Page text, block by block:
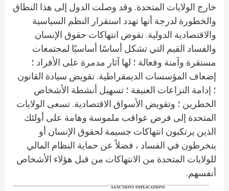
خارج الولايات المتحدة. وقد وصلت الدول إلى هذا النطاق
والخطورة لدرجة أنها تهدد استقرار النظم السياسية
والاقتصادية الدولية. تقوض انتهاكات حقوق الإنسان
والفساد القيم التي تشكل أساسًا أساسيًا لمجتمعات
مستقرة وآمنة وفعالة ؛ لها آثار مدمرة على الأفراد ؛
إضعاف المؤسسات الديمقراطية. تقويض سيادة القانون
؛ إدامة النزاعات العنيفة ؛ تسهيل أنشطة الأشخاص
الخطرين ؛ وتقويض الأسواق الاقتصادية. تسعى الولايات
المتحدة إلى فرض عواقب ملموسة وهامة على أولئك
الذين يرتكبون انتهاكات جسيمة لحقوق الإنسان أو
ينخرطون في الفساد ، فضلاً عن حماية النظام المالي
للولايات المتحدة من الانتهاكات من قبل هؤلاء الأشخاص
أنفسهم.